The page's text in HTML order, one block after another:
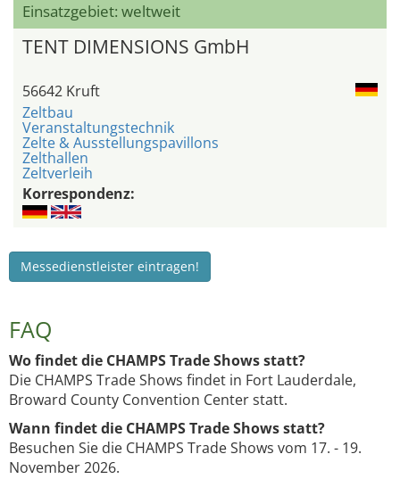
Einsatzgebiet: weltweit
TENT DIMENSIONS GmbH
56642 Kruft
Zeltbau
Veranstaltungstechnik
Zelte & Ausstellungspavillons
Zelthallen
Zeltverleih
Korrespondenz:
Messedienstleister eintragen!
FAQ
Wo findet die CHAMPS Trade Shows statt?
Die CHAMPS Trade Shows findet in Fort Lauderdale,
Broward County Convention Center statt.
Wann findet die CHAMPS Trade Shows statt?
Besuchen Sie die CHAMPS Trade Shows vom 17. - 19.
November 2026.